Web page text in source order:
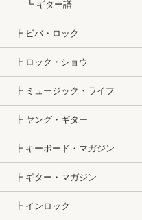
┗ ギター譜
┣ ビバ・ロック
┣ ロック・ショウ
┣ ミュージック・ライフ
┣ ヤング・ギター
┣ キーボード・マガジン
┣ ギター・マガジン
┣ インロック